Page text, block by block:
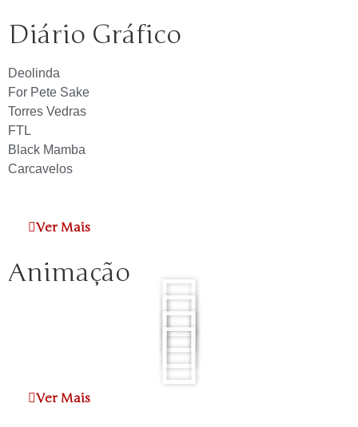
Diário Gráfico
Deolinda
For Pete Sake
Torres Vedras
FTL
Black Mamba
Carcavelos
Ver Mais
Animação
Ver Mais